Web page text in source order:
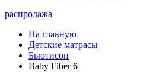
распродажа
На главную
Детские матрасы
Бьютисон
Baby Fiber 6